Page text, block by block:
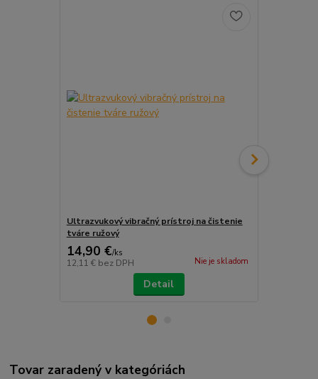
Ultrazvukový vibračný prístroj na čistenie
tváre ružový
14,90 €/ks
12,11 € bez DPH Nie je skladom
Detail
Tovar zaradený v kategóriách